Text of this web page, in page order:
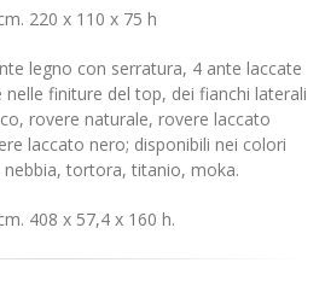
220 x 110 x 75 h
legno con serratura, 4 ante laccate
finiture del top, dei fianchi laterali
rovere naturale, rovere laccato
laccato nero; disponibili nei colori
tortora, titanio, moka.
408 x 57,4 x 160 h.